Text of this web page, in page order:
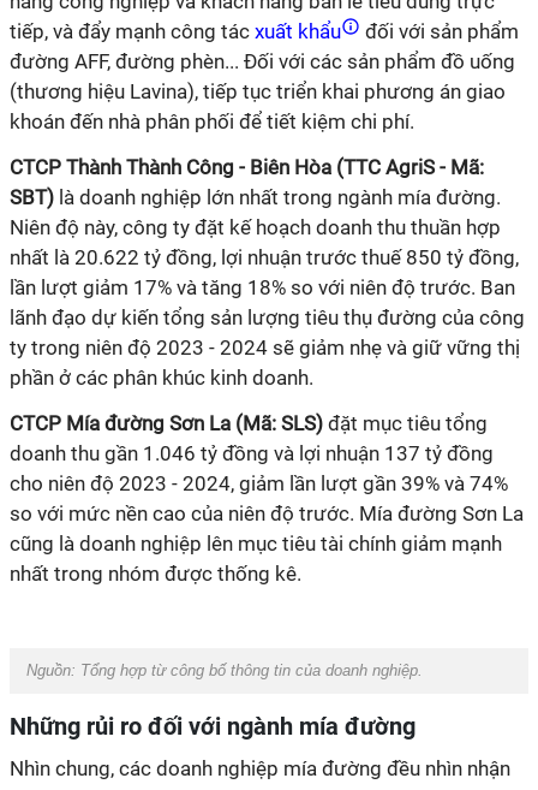
tiếp, và đẩy mạnh công tác xuất khẩu
đối với sản phẩm
đường AFF, đường phèn... Đối với các sản phẩm đồ uống
(thương hiệu Lavina), tiếp tục triển khai phương án giao
khoán đến nhà phân phối để tiết kiệm chi phí.
CTCP Thành Thành Công - Biên Hòa (TTC AgriS - Mã:
SBT) là doanh nghiệp lớn nhất trong ngành mía đường.
Niên độ này, công ty đặt kế hoạch doanh thu thuần hợp
nhất là 20.622 tỷ đồng, lợi nhuận trước thuế 850 tỷ đồng,
lần lượt giảm 17% và tăng 18% so với niên độ trước. Ban
lãnh đạo dự kiến tổng sản lượng tiêu thụ đường của công
ty trong niên độ 2023 - 2024 sẽ giảm nhẹ và giữ vững thị
phần ở các phân khúc kinh doanh.
CTCP Mía đường Sơn La (Mã: SLS) đặt mục tiêu tổng
doanh thu gần 1.046 tỷ đồng và lợi nhuận 137 tỷ đồng
cho niên độ 2023 - 2024, giảm lần lượt gần 39% và 74%
so với mức nền cao của niên độ trước. Mía đường Sơn La
cũng là doanh nghiệp lên mục tiêu tài chính giảm mạnh
nhất trong nhóm được thống kê.
Nguồn: Tổng hợp từ công bố thông tin của doanh nghiệp.
Những rủi ro đối với ngành mía đường
Nhìn chung, các doanh nghiệp mía đường đều nhìn nhận